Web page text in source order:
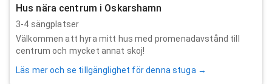
Hus nära centrum i Oskarshamn
3-4 sängplatser
Välkommen att hyra mitt hus med promenadavstånd till
centrum och mycket annat skoj!
Läs mer och se tillgänglighet för denna stuga →